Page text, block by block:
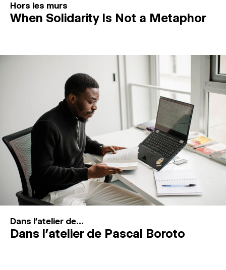
Hors les murs
When Solidarity Is Not a Metaphor
Dans l'atelier de...
Dans l’atelier de Pascal Boroto